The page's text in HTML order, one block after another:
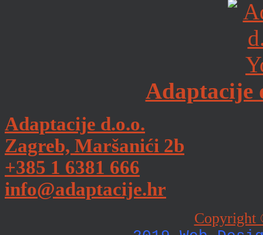
Adaptacije
Adaptacije d.o.o.
Zagreb, Maršanići 2b
+385 1 6381 666
info@adaptacije.hr
Copyright